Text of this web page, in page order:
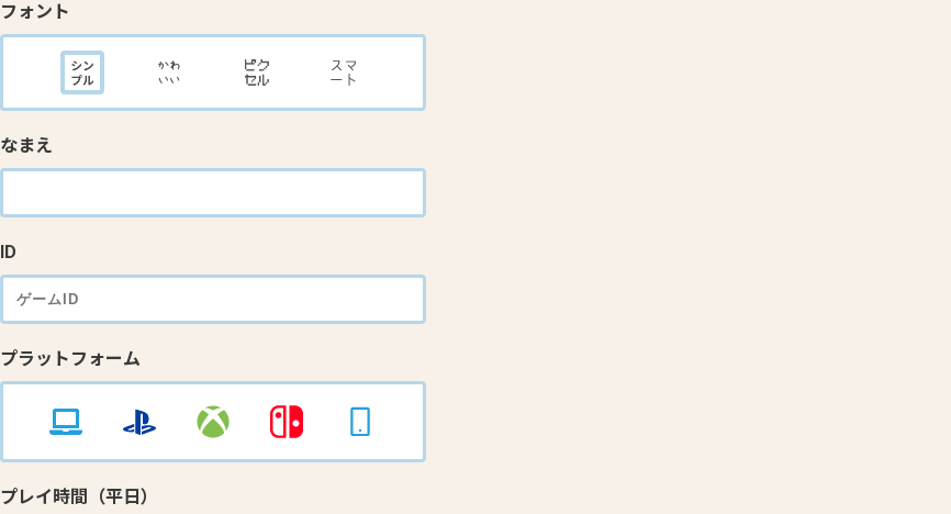
フォント
なまえ
ID
プラットフォーム
プレイ時間（平日）